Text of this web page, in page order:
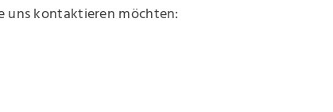
uns kontaktieren möchten: